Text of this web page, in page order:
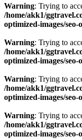
Warning: Trying to
/home/akk1/
optimized-images/
Warning: Trying to
/home/akk1/
optimized-images/
Warning: Trying to
/home/akk1/
optimized-images/
Warning: Trying to
/home/akk1/
optimized-images/